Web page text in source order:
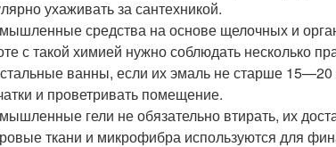
ухаживать за сантехникой.
средства на основе щелочных и
с такой химией нужно соблюдать несколько
ванны, если их эмаль не старше
и проветривать помещение.
гели не обязательно втирать, их
ткани и микрофибра используются для